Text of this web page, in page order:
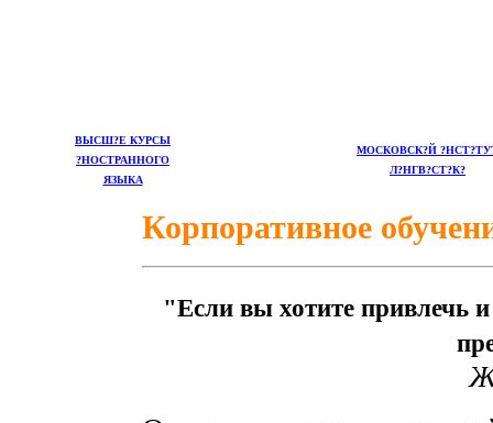
МОСКОВСК?Й
Л?НГВ?СТ?К?
ВЫСШ?Е КУРСЫ
?НОСТРАННОГО
ЯЗЫКА
Корпоративное
"Если вы хотите привлечь